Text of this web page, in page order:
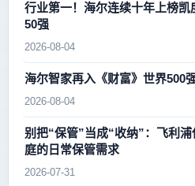
行业第一！海尔连续十年上榜
50强
2026-08-04
海尔智家再入《财富》世界500
2026-08-04
别把“保管”当成“收纳”：飞利
庭的日常保管需求
2026-07-31